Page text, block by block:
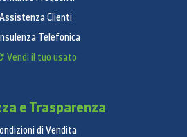
Assistenza Clienti
Telefonica
Vendi il tuo usato
e Trasparenza
di Vendita